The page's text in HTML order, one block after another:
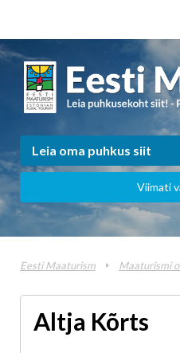
Viimati
Eesti Maaturism Maaturismi
Altja Kõrts